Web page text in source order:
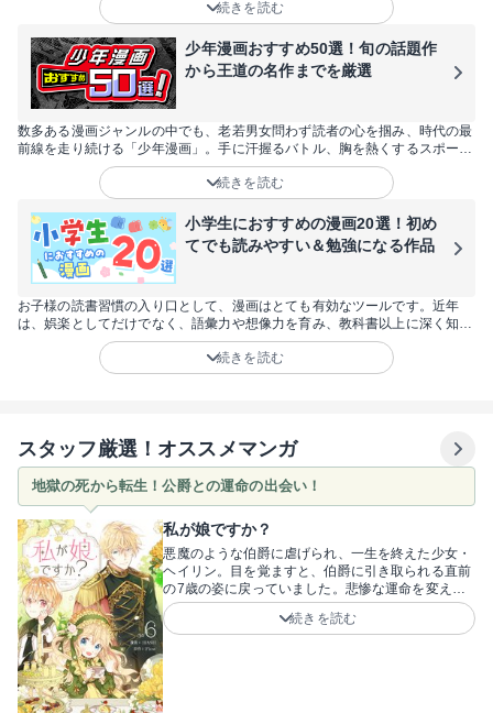
ケートやダンス、自転車、陸上といったマイナーなスポーツ漫画まで60作品
を厳選してお届けします！スポーツ漫画が好きな方はもちろん、「試しに読
んでみたい」と思っている方や女性にも楽しめる作品が目白押しです。
続きを読む
少年漫画おすすめ50選！旬の話題作
から王道の名作までを厳選
数多ある漫画ジャンルの中でも、老若男女問わず読者の心を掴み、時代の最
前線を走り続ける「少年漫画」。手に汗握るバトル、胸を熱くするスポー
ツ、そしてSNSで爆発的な話題を呼ぶ最新作まで、その魅力は尽きることが
ありません。今回は、2026年にさらなる飛躍が期待される注目作から、世
代を超えて愛され続ける不朽の名作まで、おすすめの50作品を厳選しまし
た。あなたの日常に彩りと刺激をくれる、最高の一冊をここから見つけてく
ださい。
続きを読む
小学生におすすめの漫画20選！初め
てでも読みやすい＆勉強になる作品
お子様の読書習慣の入り口として、漫画はとても有効なツールです。近年
は、娯楽としてだけでなく、語彙力や想像力を育み、教科書以上に深く知識
を学べる作品も増えています。しかし、「何から読ませればいい？」「内容
が難しくないかな？」と悩む親御さんも多いはず。そこで今回は、低学年か
ら楽しめる読みやすい作品や、学習の助けになる名作まで、小学生に今こそ
続きを読む
スタッフ厳選！オススメマンガ
地獄の死から転生！公爵との運命の出会い！
私が娘ですか？
悪魔のような伯爵に虐げられ、一生を終えた少女・
ヘイリン。目を覚ますと、伯爵に引き取られる直前
の7歳の姿に戻っていました。悲惨な運命を変える
ため馬車から飛び降りた彼女は、カリスト家の公
爵・ヴィンセントと出会い……！？18歳まで納屋に
続きを読む